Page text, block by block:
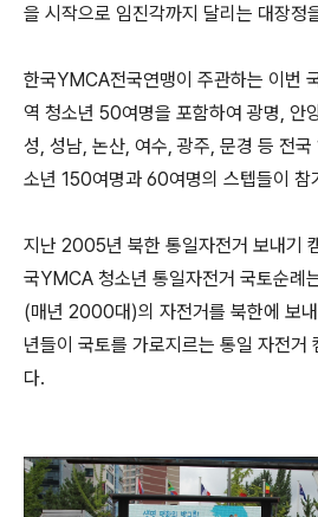
을 시작으로 임진각까지 달리는 대장정
한국YMCA전국연맹이 주관하는 이번
역 청소년 50여명을 포함하여 광명, 안
성, 성남, 논산, 여수, 광주, 문경 등 전
소년 150여명과 60여명의 스텝들이 참
지난 2005년 북한 통일자전거 보내기
국YMCA 청소년 통일자전거 국토순
(매년 2000대)의 자전거를 북한에 보
년들이 국토를 가로지르는 통일 자전거
다.